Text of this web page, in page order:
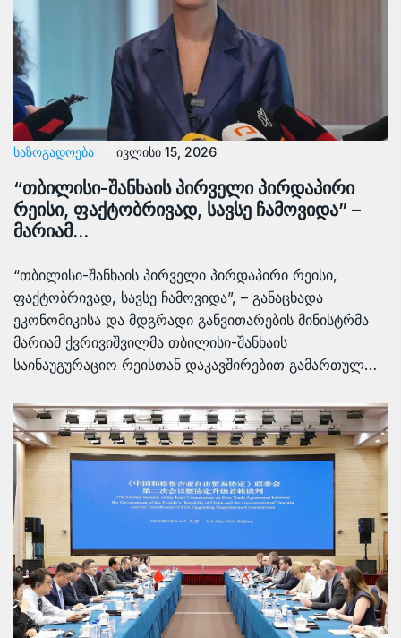
ᲡᲐᲖᲝᲒᲐᲓᲝᲔᲑᲐ ივლისი 15, 2026
“თბილისი-შანხაის პირველი პირდაპირი
რეისი, ფაქტობრივად, სავსე ჩამოვიდა” –
მარიამ…
“თბილისი-შანხაის პირველი პირდაპირი რეისი,
ფაქტობრივად, სავსე ჩამოვიდა”, – განაცხადა
ეკონომიკისა და მდგრადი განვითარების მინისტრმა
მარიამ ქვრივიშვილმა თბილისი-შანხაის
საინაუგურაციო რეისთან დაკავშირებით გამართულ…